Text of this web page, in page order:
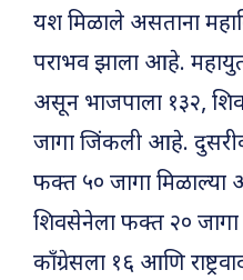
यश मिळाले असताना
पराभव झाला आहे.
असून भाजपाला १३२,
जागा जिंकली आहे.
फक्त ५० जागा मिळाल्या
शिवसेनेला फक्त २०
काँग्रेसला १६ आणि